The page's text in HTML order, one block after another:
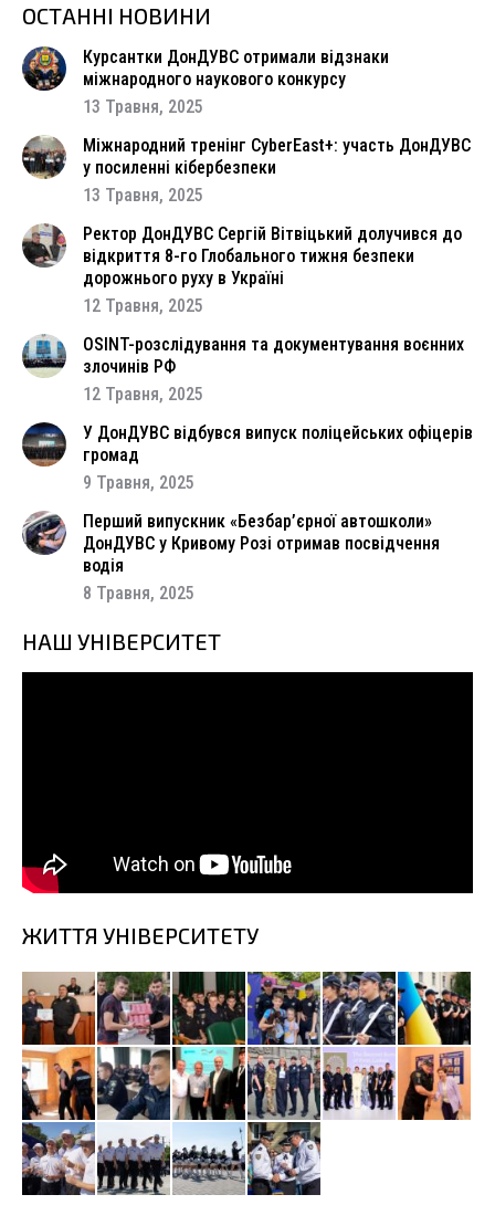
ОСТАННІ НОВИНИ
Курсантки ДонДУВС отримали відзнаки
міжнародного наукового конкурсу
13 Травня, 2025
Міжнародний тренінг CyberEast+: участь ДонДУВС
у посиленні кібербезпеки
13 Травня, 2025
Ректор ДонДУВС Сергій Вітвіцький долучився до
відкриття 8-го Глобального тижня безпеки
дорожнього руху в Україні
12 Травня, 2025
OSINT-розслідування та документування воєнних
злочинів РФ
12 Травня, 2025
У ДонДУВС відбувся випуск поліцейських офіцерів
громад
9 Травня, 2025
Перший випускник «Безбар’єрної автошколи»
ДонДУВС у Кривому Розі отримав посвідчення
водія
8 Травня, 2025
НАШ УНІВЕРСИТЕТ
ЖИТТЯ УНІВЕРСИТЕТУ